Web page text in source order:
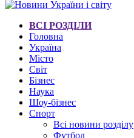
ВСІ РОЗДІЛИ
Головна
Україна
Місто
Світ
Бізнес
Наука
Шоу-бізнес
Спорт
Всі новини розділу
Футбол